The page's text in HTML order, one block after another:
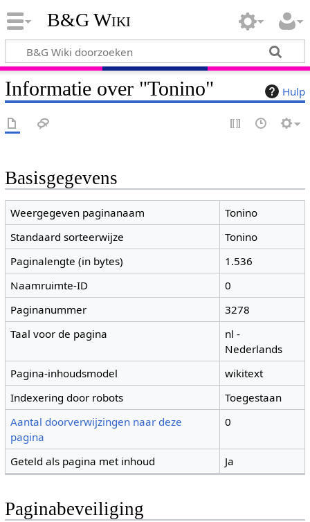
B&G Wiki
Hulp
Informatie over "Tonino"
Basisgegevens
Weergegeven paginanaam
Tonino
Standaard sorteerwijze
Tonino
Paginalengte (in bytes)
1.536
Naamruimte-ID
0
Paginanummer
3278
Taal voor de pagina
nl -
Nederlands
Pagina-inhoudsmodel
wikitext
Indexering door robots
Toegestaan
Aantal doorverwijzingen naar deze
pagina
0
Geteld als pagina met inhoud Ja
Paginabeveiliging